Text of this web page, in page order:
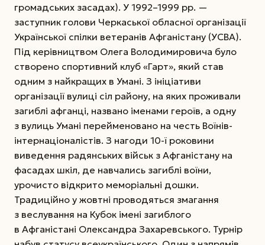
громадських засадах). У 1992–1999 рр. —
заступник голови Черкаської обласної організації
Української спілки ветеранів Афганістану (УСВА).
Під керівництвом Олега Володимировича було
створено спортивний клуб «Гарт», який став
одним з найкращих в Умані. З ініціативи
організації вулиці сіл району, на яких проживали
загиблі афганці, названо іменами героїв, а одну
з вулиць Умані перейменовано на честь Воїнів-
інтернаціоналістів. З нагоди 10-ї роковини
виведення радянських військ з Афганістану на
фасадах шкіл, де навчались загиблі воїни,
урочисто відкрито меморіальні дошки.
Традиційно у жовтні проводяться змагання
з веслування на Кубок імені загиблого
в Афганістані Олександра Захаревського. Турнір